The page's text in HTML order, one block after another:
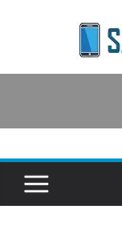
content